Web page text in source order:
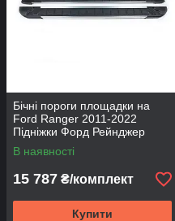
Бічні пороги площадки на
Ford Ranger 2011-2022
Підніжки Форд Рейнджер
RedLine V1
В наявності
15 787 ₴/комплект
Купити